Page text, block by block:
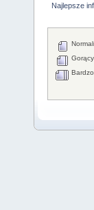
Najlepsze